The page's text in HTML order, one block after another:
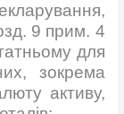
9 прим. 4
для
зокрема
активу,